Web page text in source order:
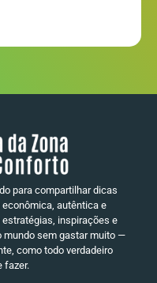
para compartilhar dicas
autêntica e
inspirações e
mundo sem gastar muito —
como todo verdadeiro
fazer.